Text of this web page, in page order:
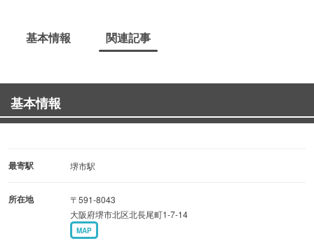
基本情報 関連記事
基本情報
最寄駅 堺市駅
所在地
〒591-8043
大阪府堺市北区北長尾町1-7-14
MAP